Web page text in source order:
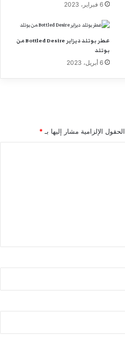
6 فبراير، 2023
عطر بوتلد ديزاير Bottled Desire من
بوتلد
6 أبريل، 2023
الحقول الإلزامية مشار إليها بـ*